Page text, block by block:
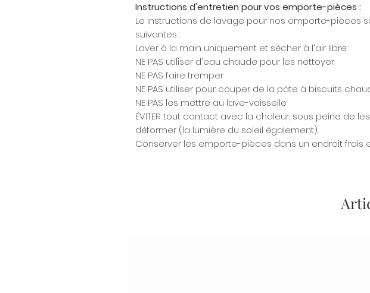
Instructions d'entretien pour vos emporte-pièces :
Le instructions de lavage pour nos emporte-pièces
suivantes :
Laver à la main uniquement et sécher à l'air libre
NE PAS utiliser d'eau chaude pour les nettoyer
NE PAS faire tremper
NE PAS utiliser pour couper de la pâte à biscuits
NE PAS les mettre au lave-vaisselle
ÉVITER tout contact avec la chaleur, sous peine de
déformer (la lumière du soleil également).
Conserver les emporte-pièces dans un endroit frais